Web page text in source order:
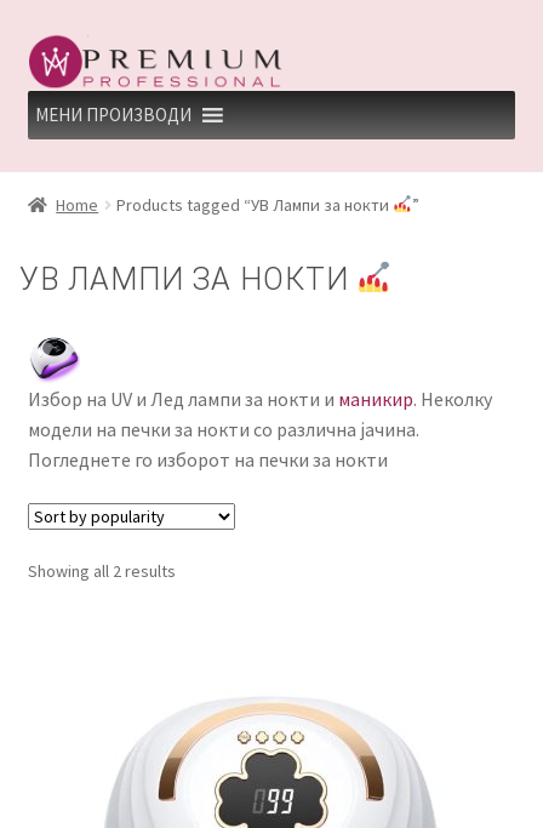
Skip
to
navigation
Skip
to
content
МЕНИ ПРОИЗВОДИ
HOME
UNDP
ДЕПИЛАЦИЈА
ПОЛИТИКА И УСЛОВИ ЗА КОРИСТЕЊЕ
Home Products tagged “УВ Лампи за нокти ”
УВ ЛАМПИ ЗА НОКТИ
Избор на UV и Лед лампи за нокти и маникир. Неколку
модели на печки за нокти со различна јачина.
Погледнете го изборот на печки за нокти
Showing all 2 results